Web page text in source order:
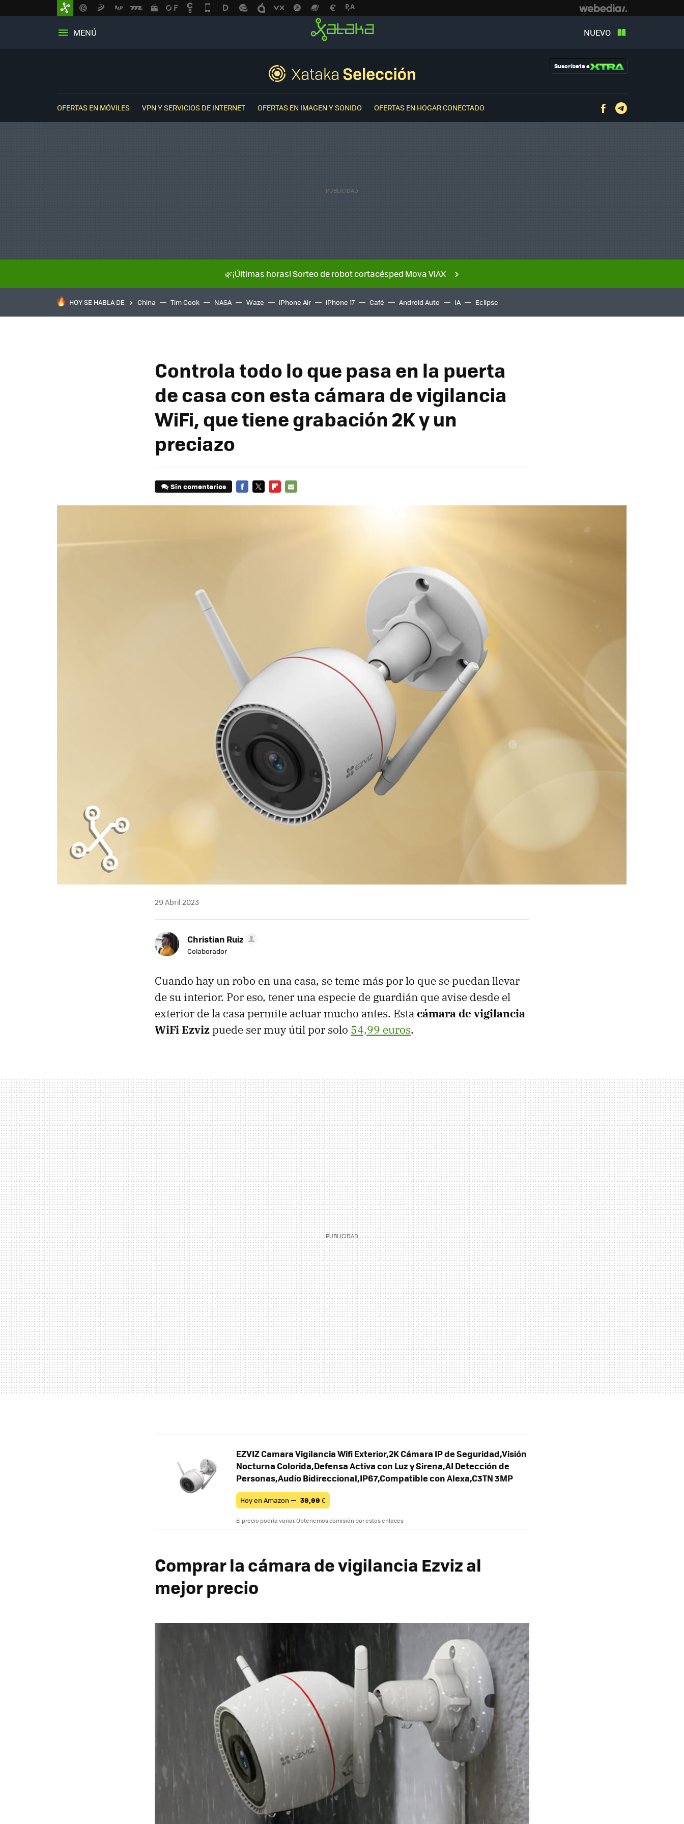
MENÚ NUEVO
Suscríbete a
OFERTAS EN MÓVILES VPN Y SERVICIOS DE INTERNET OFERTAS EN IMAGEN Y SONIDO OFERTAS EN HOGAR CONECTADO Facebook
🌿¡Últimas horas! Sorteo de robot cortacésped Mova ViAX
HOY SE HABLA DE China Tim Cook NASA Waze iPhone Air iPhone 17 Café Android Auto IA Eclipse
Controla todo lo que pasa en la puerta
de casa con esta cámara de vigilancia
WiFi, que tiene grabación 2K y un
preciazo
Sin comentarios
29 Abril 2023
Christian Ruiz
Colaborador
Cuando hay un robo en una casa, se teme más por lo que se puedan llevar
de su interior. Por eso, tener una especie de guardián que avise desde el
exterior de la casa permite actuar mucho antes. Estacámara de vigilancia
WiFi Ezvizpuede ser muy útil por solo 54,99 euros.
EZVIZ Camara Vigilancia Wifi Exterior,2K Cámara IP de Seguridad,Visión
Nocturna Colorida,Defensa Activa con Luz y Sirena,AI Detección de
Personas,Audio Bidireccional,IP67,Compatible con Alexa,C3TN 3MP
Hoy en Amazon — 39,99 €
El precio podría variar. Obtenemos comisión por estos enlaces
Comprar la cámara de vigilancia Ezviz al
mejor precio